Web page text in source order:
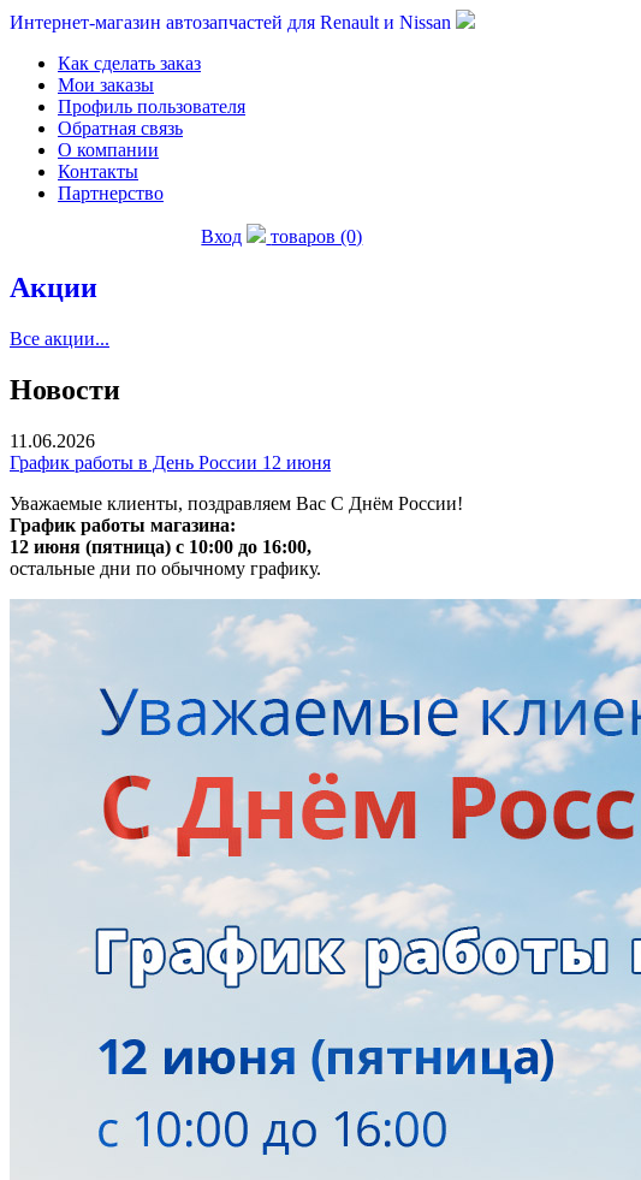
Интернет-магазин автозапчастей для Renault и Nissan
Как сделать заказ
Мои заказы
Профиль пользователя
Обратная связь
О компании
Контакты
Партнерство
Вход товаров (0)
Акции
Все акции...
Новости
11.06.2026
График работы в День России 12 июня
Уважаемые клиенты, поздравляем Вас С Днём России!
График работы магазина:
12 июня (пятница) с 10:00 до 16:00,
остальные дни по обычному графику.